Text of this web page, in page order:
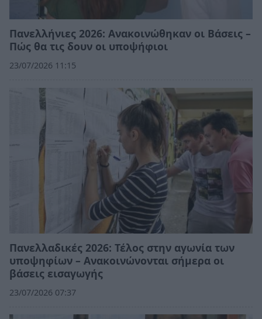
Πανελλήνιες 2026: Ανακοινώθηκαν οι Βάσεις –
Πώς θα τις δουν οι υποψήφιοι
23/07/2026 11:15
Πανελλαδικές 2026: Τέλος στην αγωνία των
υποψηφίων – Ανακοινώνονται σήμερα οι
βάσεις εισαγωγής
23/07/2026 07:37